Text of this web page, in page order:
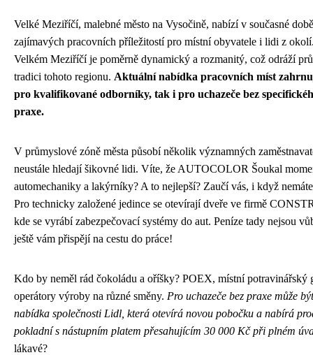
Velké Meziříčí, malebné město na Vysočině, nabízí v současné
zajímavých pracovních příležitostí pro místní obyvatele i lidi z
Velkém Meziříčí je poměrně dynamický a rozmanitý, což odráží
tradici tohoto regionu. Aktuální nabídka pracovních míst
pro kvalifikované odborníky, tak i pro uchazeče bez
praxe.
V průmyslové zóně města působí několik významných
neustále hledají šikovné lidi. Víte, že AUTOCOLOR Šoukal
automechaniky a lakýrníky? A to nejlepší? Zaučí vás, i když
Pro technicky založené jedince se otevírají dveře ve firmě
kde se vyrábí zabezpečovací systémy do aut. Peníze tady nejsou
ještě vám přispějí na cestu do práce!
Kdo by neměl rád čokoládu a oříšky? POEX, místní potravinářský
operátory výroby na různé směny. Pro uchazeče bez praxe může
nabídka společnosti Lidl, která otevírá novou pobočku a nabírá
pokladní s nástupním platem přesahujícím 30 000 Kč při plném
lákavé?